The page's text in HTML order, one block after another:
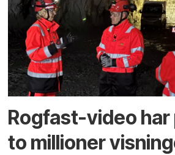
Rogfast-video
to millioner